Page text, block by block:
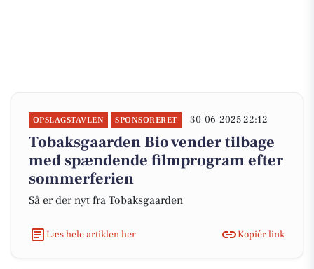
OPSLAGSTAVLEN SPONSORERET 30-06-2025 22:12
Tobaksgaarden Bio vender tilbage
med spændende filmprogram efter
sommerferien
Så er der nyt fra Tobaksgaarden
Læs hele artiklen her Kopiér link